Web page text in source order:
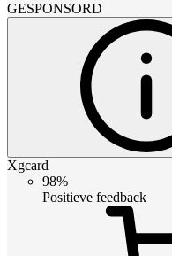
GESPONSORD
Xgcard
98%
Positieve feedback